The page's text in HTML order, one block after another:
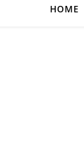
HOME